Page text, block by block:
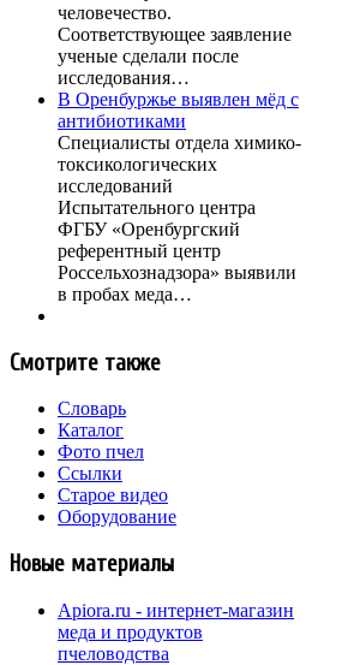
человечество.
Соответствующее заявление
ученые сделали после
исследования…
В Оренбуржье выявлен мёд с
антибиотиками
Специалисты отдела химико-
токсикологических
исследований
Испытательного центра
ФГБУ «Оренбургский
референтный центр
Россельхознадзора» выявили
в пробах меда…
Смотрите также
Словарь
Каталог
Фото пчел
Ссылки
Старое видео
Оборудование
Новые материалы
Apiora.ru - интернет-магазин
меда и продуктов
пчеловодства